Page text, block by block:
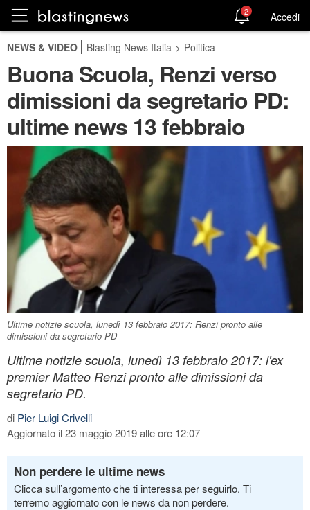
2 Accedi
NEWS & VIDEO Blasting News Italia > Politica
Buona Scuola, Renzi verso
dimissioni da segretario PD:
ultime news 13 febbraio
Ultime notizie scuola, lunedì 13 febbraio 2017: Renzi pronto alle
dimissioni da segretario PD
Ultime notizie scuola, lunedì 13 febbraio 2017: l'ex
premier Matteo Renzi pronto alle dimissioni da
segretario PD.
di Pier Luigi Crivelli
Aggiornato il 23 maggio 2019 alle ore 12:07
Non perdere le ultime news
Clicca sull’argomento che ti interessa per seguirlo. Ti
terremo aggiornato con le news da non perdere.